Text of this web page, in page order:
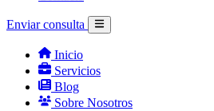
Enviar consulta
Inicio
Servicios
Blog
Sobre Nosotros